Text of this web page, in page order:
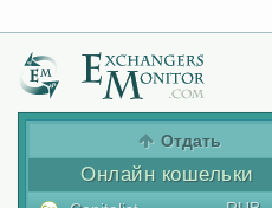
Отдать
Онлайн кошельки